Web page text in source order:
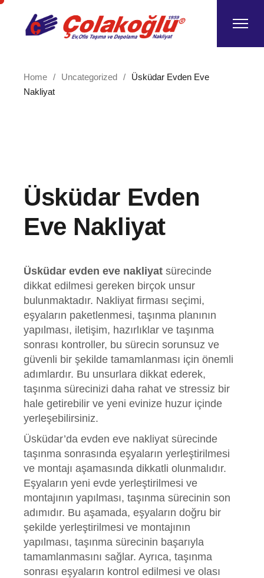
Skip
content
Home Uncategorized
Üsküdar Evden Eve
Nakliyat
Üsküdar Evden
Eve Nakliyat
Üsküdar evden eve nakliyat sürecinde
dikkat edilmesi gereken birçok unsur
bulunmaktadır. Nakliyat firması seçimi,
eşyaların paketlenmesi, taşınma planının
yapılması, iletişim, hazırlıklar ve taşınma
sonrası kontroller, bu sürecin sorunsuz ve
güvenli bir şekilde tamamlanması için önemli
adımlardır. Bu unsurlara dikkat ederek,
taşınma sürecinizi daha rahat ve stressiz bir
hale getirebilir ve yeni evinize huzur içinde
yerleşebilirsiniz.
Üsküdar’da evden eve nakliyat sürecinde
taşınma sonrasında eşyaların yerleştirilmesi
ve montajı aşamasında dikkatli olunmalıdır.
Eşyaların yeni evde yerleştirilmesi ve
montajının yapılması, taşınma sürecinin son
adımıdır. Bu aşamada, eşyaların doğru bir
şekilde yerleştirilmesi ve montajının
yapılması, taşınma sürecinin başarıyla
tamamlanmasını sağlar. Ayrıca, taşınma
sonrası eşyaların kontrol edilmesi ve olası